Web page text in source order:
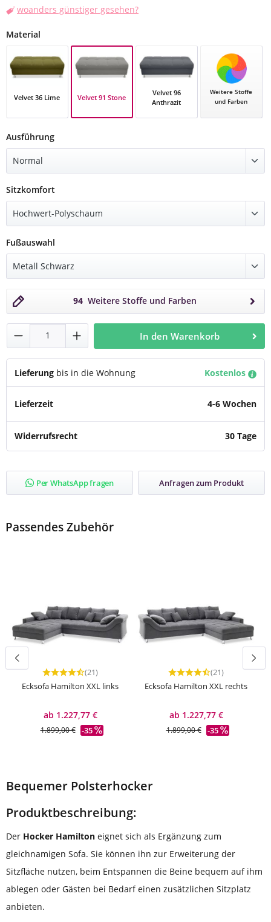
woanders günstiger gesehen?
Material
Velvet 36 Lime Velvet 91 Stone
Velvet 96
Anthrazit
Weitere Stoffe
und Farben
Ausführungauswählen
Sitzkomfort
Fußauswahl
94 Weitere Stoffe und Farben
Produkt Anzahl: Gib den gewünschten
In den Warenkorb
Lieferung bis in die Wohnung Kostenlos
Lieferzeit 4-6 Wochen
Widerrufsrecht 30 Tage
Per WhatsApp fragen Anfragen zum Produkt
Passendes Zubehör
Durchschnittliche Bewertung von 4.56 von 5 Sternen
(21)
Ecksofa Hamilton XXL links
ab 1.227,77 €
1.899,00 € -35
Durchschnittliche
(21)
Ecksofa Hamilton XXL rechts
ab 1.227,77 €
1.899,00 € -35
Bequemer Polsterhocker
Produktbeschreibung:
Der Hocker Hamilton eignet sich als Ergänzung zum
gleichnamigen Sofa. Sie können ihn zur Erweiterung der
Sitzfläche nutzen, beim Entspannen die Beine bequem auf ihm
ablegen oder Gästen bei Bedarf einen zusätzlichen Sitzplatz
anbieten.